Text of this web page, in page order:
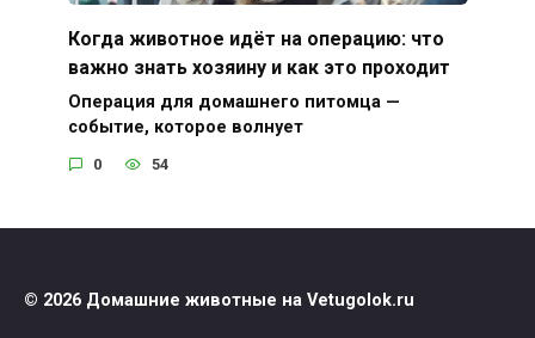
Когда животное идёт на операцию: что
важно знать хозяину и как это проходит
Операция для домашнего питомца —
событие, которое волнует
0 54
© 2026 Домашние животные на Vetugolok.ru